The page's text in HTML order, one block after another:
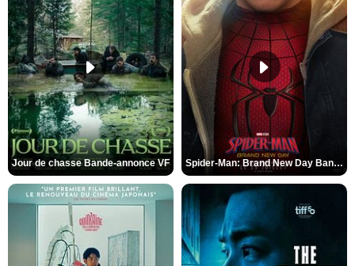
Jour de chasse Bande-annonce VF Spider-Man: Brand New Day Bande-annonce (3) VO STFR